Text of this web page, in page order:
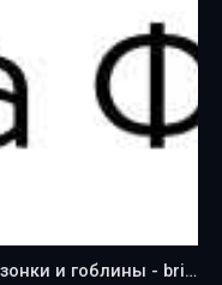
Амазонки и гоблины - brinar1992